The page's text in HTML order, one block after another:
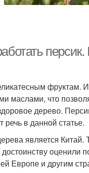
персик.
фруктам.
маслами, что
дерево.
речь в данной статье.
является
оценили
Европе и другим